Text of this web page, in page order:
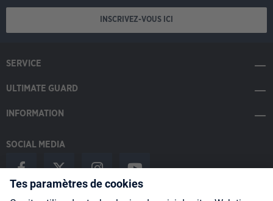
INSCRIVEZ-VOUS ICI
SERVICE
ULTIMATE GUARD
INFORMATION
SOCIAL MEDIA